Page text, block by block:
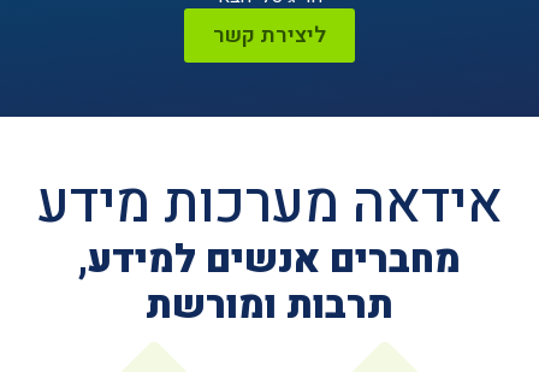
מערכות מידע
אנשים למידע,
תרבות ומורשת